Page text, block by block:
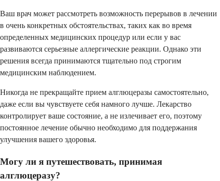
Ваш врач может рассмотреть возможность перерывов в лечении
в очень конкретных обстоятельствах, таких как во время
определенных медицинских процедур или если у вас
развиваются серьезные аллергические реакции. Однако эти
решения всегда принимаются тщательно под строгим
медицинским наблюдением.
Никогда не прекращайте прием алглюцеразы самостоятельно,
даже если вы чувствуете себя намного лучше. Лекарство
контролирует ваше состояние, а не излечивает его, поэтому
постоянное лечение обычно необходимо для поддержания
улучшения вашего здоровья.
Могу ли я путешествовать, принимая
алглюцеразу?